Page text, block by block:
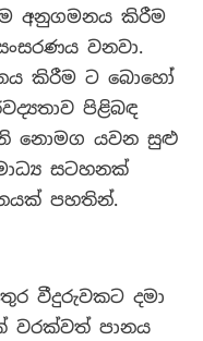
අනුගමනය කිරීම
වනවා.
කිරීම ට බොහෝ
පිළිබඳ
නොමග යවන සුළු
සටහනක්
පහතින්.
වීදුරුවකට දමා
වරක්වත් පානය